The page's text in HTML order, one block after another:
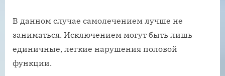
В данном случае самолечением лучше не
заниматься. Исключением могут быть лишь
единичные, легкие нарушения половой
функции.